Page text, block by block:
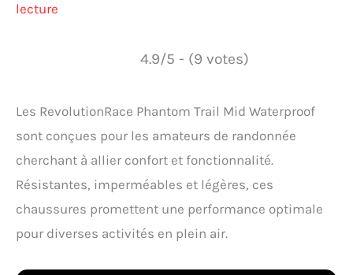
lecture
4.9/5 - (9 votes)
Les RevolutionRace Phantom Trail Mid Waterproof
sont conçues pour les amateurs de randonnée
cherchant à allier confort et fonctionnalité.
Résistantes, imperméables et légères, ces
chaussures promettent une performance optimale
pour diverses activités en plein air.